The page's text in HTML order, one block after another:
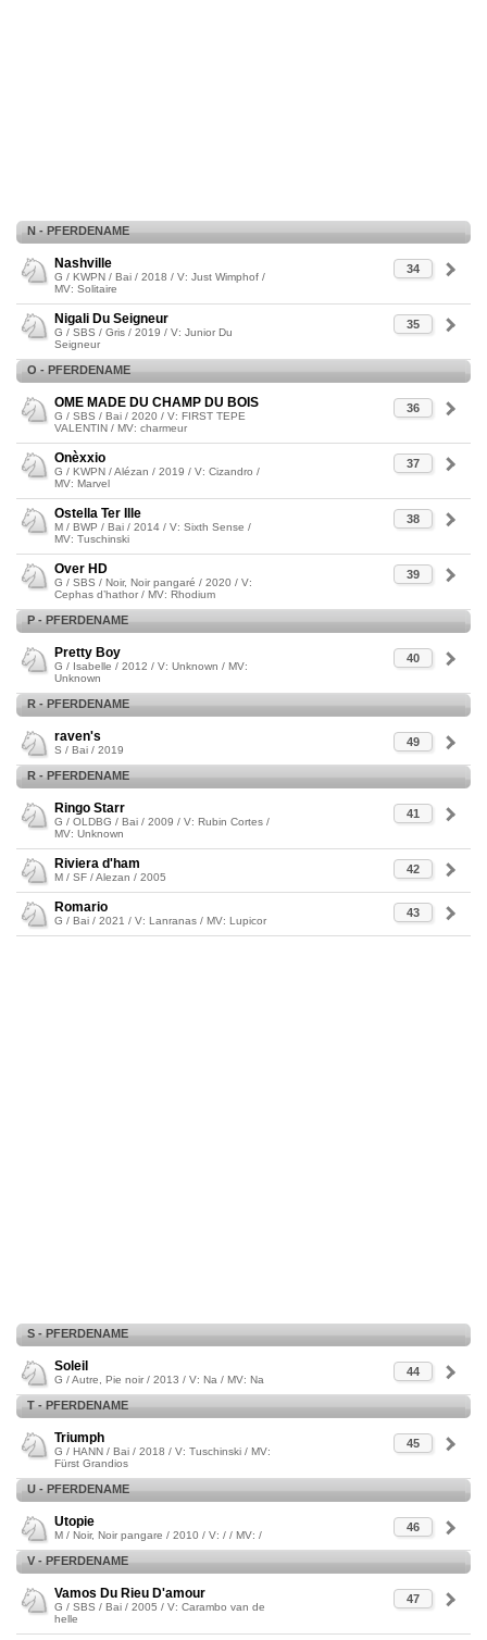
N - PFERDENAME
34
Nashville
G / KWPN / Bai / 2018 / V: Just Wimphof /
MV: Solitaire
35
Nigali Du Seigneur
G / SBS / Gris / 2019 / V: Junior Du
Seigneur
O - PFERDENAME
36
OME MADE DU CHAMP DU BOIS
G / SBS / Bai / 2020 / V: FIRST TEPE
VALENTIN / MV: charmeur
37
Onèxxio
G / KWPN / Alézan / 2019 / V: Cizandro /
MV: Marvel
38
Ostella Ter Ille
M / BWP / Bai / 2014 / V: Sixth Sense /
MV: Tuschinski
39
Over HD
G / SBS / Noir, Noir pangaré / 2020 / V:
Cephas d’hathor / MV: Rhodium
P - PFERDENAME
40
Pretty Boy
G / Isabelle / 2012 / V: Unknown / MV:
Unknown
R - PFERDENAME
49
raven's
S / Bai / 2019
R - PFERDENAME
41
Ringo Starr
G / OLDBG / Bai / 2009 / V: Rubin Cortes /
MV: Unknown
42
Riviera d'ham
M / SF / Alezan / 2005
43
Romario
G / Bai / 2021 / V: Lanranas / MV: Lupicor
S - PFERDENAME
44
Soleil
G / Autre, Pie noir / 2013 / V: Na / MV: Na
T - PFERDENAME
45
Triumph
G / HANN / Bai / 2018 / V: Tuschinski / MV:
Fürst Grandios
U - PFERDENAME
46
Utopie
M / Noir, Noir pangare / 2010 / V: / / MV: /
V - PFERDENAME
47
Vamos Du Rieu D'amour
G / SBS / Bai / 2005 / V: Carambo van de
helle